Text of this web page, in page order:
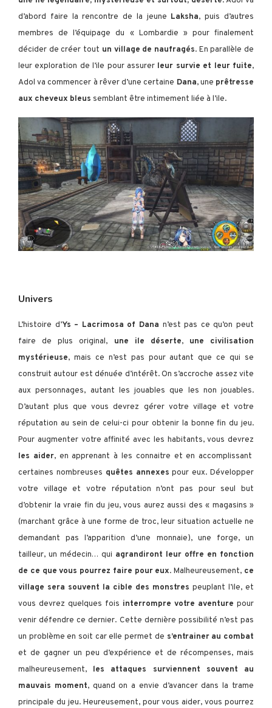
d’abord faire la rencontre de la jeune Laksha, puis d’autres
membres de l’équipage du « Lombardie » pour finalement
décider de créer tout un village de naufragés. En parallèle de
leur exploration de l’ile pour assurer leur survie et leur fuite,
Adol va commencer à rêver d’une certaine Dana, une prêtresse
aux cheveux bleus semblant être intimement liée à l’ile.
Univers
L’histoire d’Ys – Lacrimosa of Dana n’est pas ce qu’on peut
faire de plus original, une ile déserte,une civilisation
mystérieuse, mais ce n’est pas pour autant que ce qui se
construit autour est dénuée d’intérêt. On s’accroche assez vite
aux personnages, autant les jouables que les non jouables.
D’autant plus que vous devrez gérer votre village et votre
réputation au sein de celui-ci pour obtenir la bonne fin du jeu.
Pour augmenter votre affinité avec les habitants, vous devrez
les aider, en apprenant à les connaitre et en accomplissant
certaines nombreuses quêtes annexes pour eux. Développer
votre village et votre réputation n’ont pas pour seul but
d’obtenir la vraie fin du jeu, vous aurez aussi des « magasins »
(marchant grâce à une forme de troc, leur situation actuelle ne
demandant pas l’apparition d’une monnaie), une forge, un
tailleur, un médecin… qui agrandiront leur offre en fonction
de ce que vous pourrez faire pour eux. Malheureusement, ce
village sera souvent la cible des monstres peuplant l’ile, et
vous devrez quelques fois interrompre votre aventure pour
venir défendre ce dernier. Cette dernière possibilité n’est pas
un problème en soit car elle permet de s’entrainer au combat
et de gagner un peu d’expérience et de récompenses, mais
malheureusement, les attaques surviennent souvent au
mauvais moment, quand on a envie d’avancer dans la trame
principale du jeu. Heureusement, pour vous aider, vous pourrez